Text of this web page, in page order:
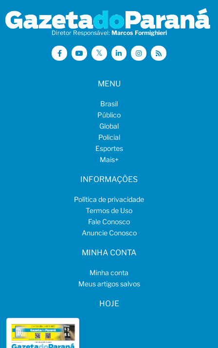
Diretor Responsável: Marcos Formighieri
MENU
Brasil
Público
Global
Policial
Esportes
Mais+
INFORMAÇÕES
Política de privacidade
Termos de Uso
Fale Conosco
Anuncie Conosco
MINHA CONTA
Minha conta
Meus artigos salvos
HOJE